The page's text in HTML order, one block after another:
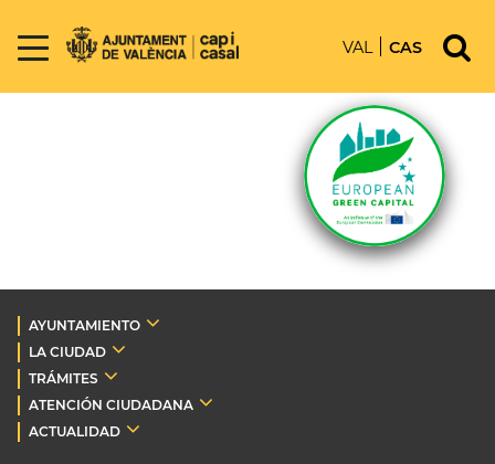
VAL CAS
AYUNTAMIENTO
LA CIUDAD
TRÁMITES
ATENCIÓN CIUDADANA
ACTUALIDAD